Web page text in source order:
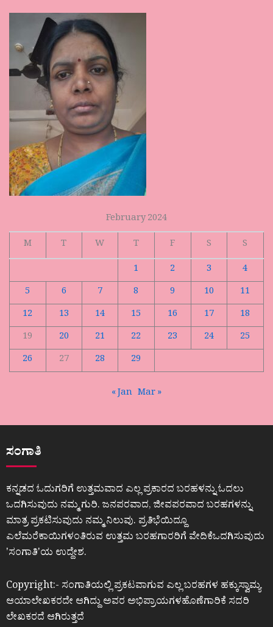
February 2024
M
T W T F S
S
1
2 3
4
5
6 7 8 9 10
11
12
13 14 15 16 17
18
19
20 21 22 23 24
25
26
27 28 29
« Jan Mar »
ಸಂಗಾತಿ
ಕನ್ನಡದ ಓದುಗರಿಗೆ ಉತ್ತಮವಾದ ಎಲ್ಲ ಪ್ರಕಾರದ ಬರಹಳನ್ನು ಓದಲು
ಒದಗಿಸುವುದು ನಮ್ಮ ಗುರಿ. ಜನಪರವಾದ, ಜೀವಪರವಾದ ಬರಹಗಳನ್ನು
ಮಾತ್ರ ಪ್ರಕಟಿಸುವುದು ನಮ್ಮ ನಿಲುವು. ಪ್ರತಿಭೆಯಿದ್ದೂ
ಎಲೆಮರೆಕಾಯಿಗಳಂತಿರುವ ಉತ್ತಮ ಬರಹಗಾರರಿಗೆ ವೇದಿಕೆಒದಗಿಸುವುದು
ʼಸಂಗಾತಿʼಯ ಉದ್ದೇಶ.
Copyright:- ಸಂಗಾತಿಯಲ್ಲಿ ಪ್ರಕಟವಾಗುವ ಎಲ್ಲ ಬರಹಗಳ ಹಕ್ಕುಸ್ವಾಮ್ಯ
ಆಯಾಲೇಖಕರದೇ ಆಗಿದ್ದು ಅವರ ಅಭಿಪ್ರಾಯಗಳಹೊಣೆಗಾರಿಕೆ ಸದರಿ
ಲೇಖಕರದೆ ಆಗಿರುತ್ತದೆ